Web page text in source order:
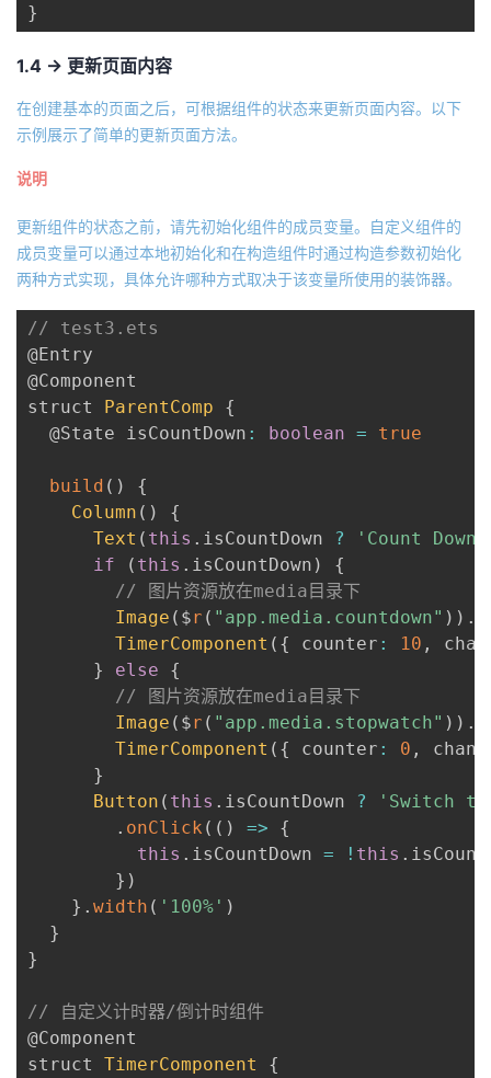
}
1.4 -> 更新页面内容
在创建基本的页面之后，可根据组件的状态来更新页面内容。以下
示例展示了简单的更新页面方法。
说明
更新组件的状态之前，请先初始化组件的成员变量。自定义组件的
成员变量可以通过本地初始化和在构造组件时通过构造参数初始化
两种方式实现，具体允许哪种方式取决于该变量所使用的装饰器。
// test3.ets
@Entry
@Component
struct ParentComp
{
@State isCountDown : boolean = true
build ( )
{
Column ( )
{
Text ( this . isCountDown ?
'Count Down'
if
( this . isCountDown )
{
// 图片资源放在media目录下
Image ( $r ( "app.media.countdown" ) ) .
TimerComponent ( { counter : 10 ,
}
else
{
// 图片资源放在media目录下
Image ( $r ( "app.media.stopwatch" ) ) .
TimerComponent ( { counter : 0 ,
}
Button ( this . isCountDown ?
'Switch to
. onClick ( ( ) =>
{
this . isCountDown = ! this .
} )
} . width ( '100%' )
}
}
// 自定义计时器/倒计时组件
@Component
struct TimerComponent {